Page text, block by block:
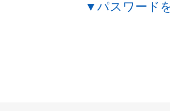
▼パスワード